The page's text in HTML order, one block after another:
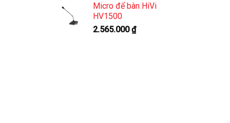
Micro để bàn HiVi
HV1500
2.565.000₫